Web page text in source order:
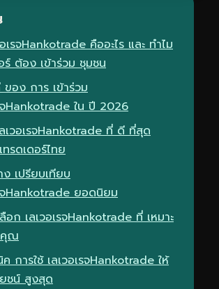
อเรจHankotrade คืออะไร และ ทำไม
ร์ ต้อง เข้าร่วม ชุมชน
อง การ เข้าร่วม
จHankotrade ใน ปี 2026
เวอเรจHankotrade ที่ ดี ที่สุด
รดเดอร์ไทย
ง เปรียบเทียบ
จHankotrade ยอดนิยม
อก เลเวอเรจHankotrade ที่ เหมาะ
ณ
ค การใช้ เลเวอเรจHankotrade ให้
ยชน์ สูงสุด